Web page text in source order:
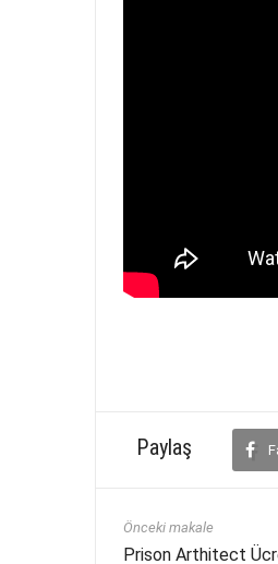
Paylaş
Önceki makale
Prison Arthitect